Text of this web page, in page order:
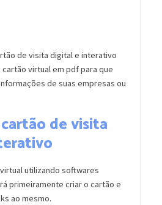
de visita digital e interativo
virtual em pdf para que
de suas empresas ou
de visita
utilizando softwares
primeiramente criar o cartão e
ao mesmo.